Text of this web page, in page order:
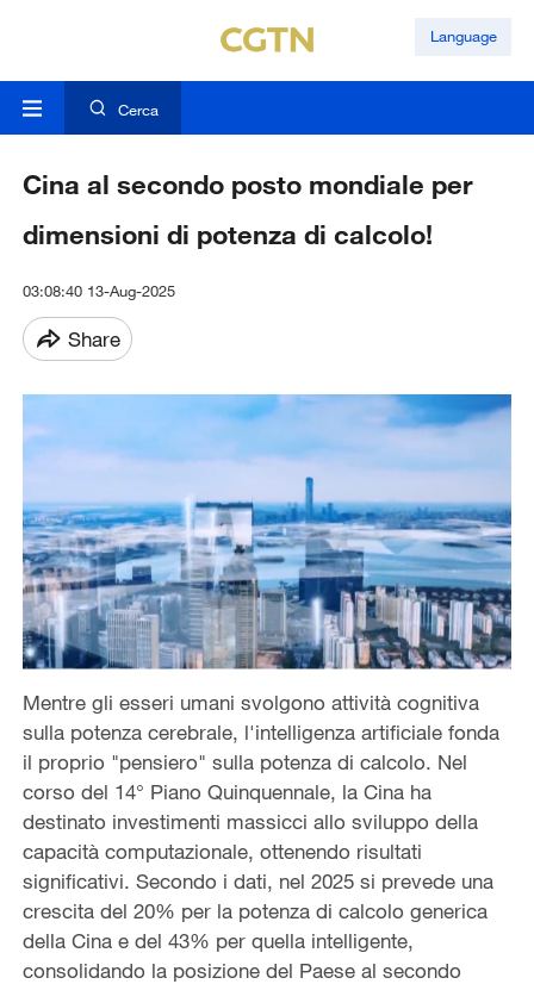
Language
Cerca
Cina al secondo posto mondiale per
dimensioni di potenza di calcolo!
03:08:40 13-Aug-2025
Share
Mentre gli esseri umani svolgono attività cognitiva
sulla potenza cerebrale, l'intelligenza artificiale fonda
il proprio "pensiero" sulla potenza di calcolo. Nel
corso del 14° Piano Quinquennale, la Cina ha
destinato investimenti massicci allo sviluppo della
capacità computazionale, ottenendo risultati
significativi. Secondo i dati, nel 2025 si prevede una
crescita del 20% per la potenza di calcolo generica
della Cina e del 43% per quella intelligente,
consolidando la posizione del Paese al secondo